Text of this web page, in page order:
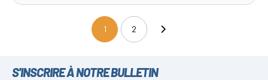
1(current)2
S'INSCRIRE À NOTRE BULLETIN